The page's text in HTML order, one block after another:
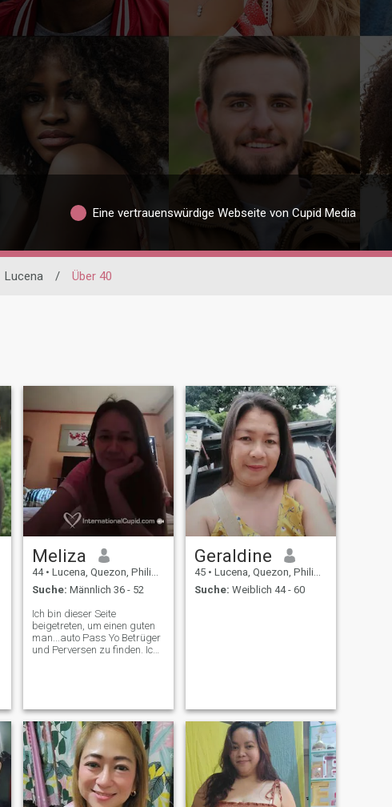
Eine vertrauenswürdige Webseite von Cupid Media
Lucena / Über 40
Meliza
44 • Lucena, Quezon, Philippinen
Suche: Männlich 36 - 52
Ich bin dieser Seite
beigetreten, um einen guten
man...auto Pass Yo Betrüger
und Perversen zu finden. Ich
niemand ernst... Ich bin 40
...from Philippinen... Single
keine Kinder...Frage mich
und ich sag's dir später...
Geraldine
45 • Lucena, Quezon, Philippinen
Suche: Weiblich 44 - 60